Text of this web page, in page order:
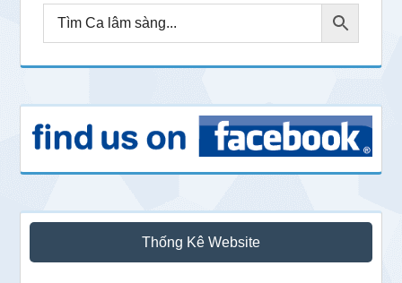
Thống Kê Website